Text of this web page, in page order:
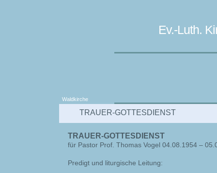
Ev.-Luth.
Waldkirche
TRAUER-GOTTESDIENST
TRAUER-GOTTESDIENST
für Pastor Prof. Thomas Vogel 04.08.1954 –
Predigt und liturgische Leitung: